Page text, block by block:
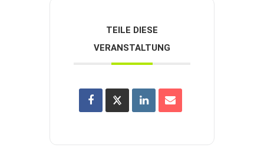
TEILE DIESE
VERANSTALTUNG